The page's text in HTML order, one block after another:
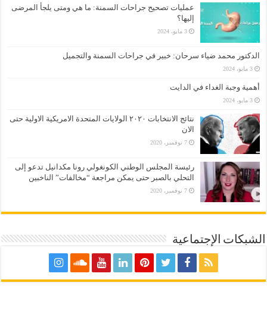
عمليات تصحيح جراحات السمنة: ما هي ومتى يلجأ المرضى
إليها؟
3 مايو، 2024
الدكتور محمد ضياء سرحان: خبير في جراحات السمنة والتجميل
3 مايو، 2024
أهمية وجبة الغداء في الدايت
3 مايو، 2024
نتائج الانتخابات ٢٠٢٠ الولايات المتحدة الامريكية الاولية حتى
الان
7 نوفمبر، 2020
رئيسة المجلس الوطني الكونغولي رونا مكدانيل تدعو إلى
التحلي بالصبر حتى يمكن مراجعة “مخالفات” الناخبين
7 نوفمبر، 2020
الشبكات الإجتماعية